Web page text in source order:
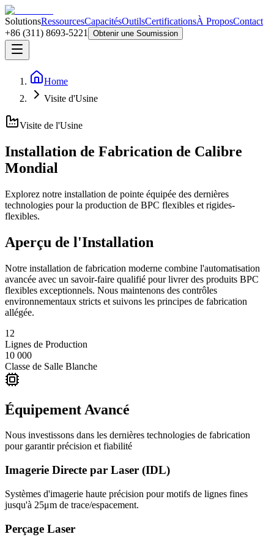
SolutionsRessourcesCapacitésOutilsCertificationsÀ ProposContact
+86 (311) 8693-5221
Obtenir une Soumission
Home
Visite d'Usine
Visite de l'Usine
Installation de Fabrication de Calibre
Mondial
Explorez notre installation de pointe équipée des dernières
technologies pour la production de BPC flexibles et rigides-
flexibles.
Aperçu de l'Installation
Notre installation de fabrication moderne combine l'automatisation
avancée avec un savoir-faire qualifié pour livrer des produits BPC
flexibles exceptionnels. Nous maintenons des contrôles
environnementaux stricts et suivons les principes de fabrication
allégée.
12
Lignes de Production
10 000
Classe de Salle Blanche
Équipement Avancé
Nous investissons dans les dernières technologies de fabrication
pour garantir précision et fiabilité
Imagerie Directe par Laser (IDL)
Systèmes d'imagerie haute précision pour motifs de lignes fines
jusqu'à 25μm de trace/espacement.
Perçage Laser